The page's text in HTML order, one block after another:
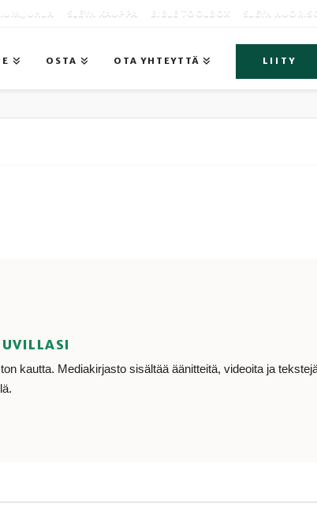
SLEYN KAUPPA BIBLE TOOLBOX SLEYN
OSTA OTA YHTEYTTÄ LIITY
kautta. Mediakirjasto sisältää äänitteitä, videoita ja